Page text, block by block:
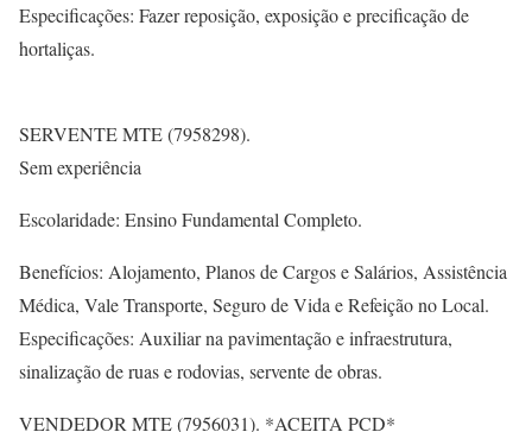
Especificações: Fazer reposição, exposição e precificação de
hortaliças.
SERVENTE MTE (7958298).
Sem experiência
Escolaridade: Ensino Fundamental Completo.
Benefícios: Alojamento, Planos de Cargos e Salários, Assistência
Médica, Vale Transporte, Seguro de Vida e Refeição no Local.
Especificações: Auxiliar na pavimentação e infraestrutura,
sinalização de ruas e rodovias, servente de obras.
VENDEDOR MTE (7956031). *ACEITA PCD*